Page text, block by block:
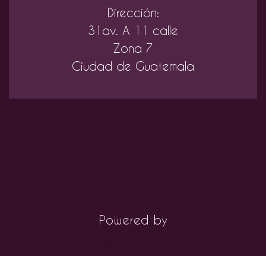
Dirección:
31av. A 11 calle
Zona 7
Ciudad de Guatemala
Powered by